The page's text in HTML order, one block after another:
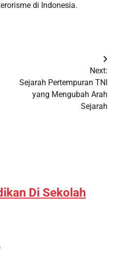
di Indonesia.
Next:
Sejarah Pertempuran TNI
yang Mengubah Arah
Sejarah
Di Sekolah